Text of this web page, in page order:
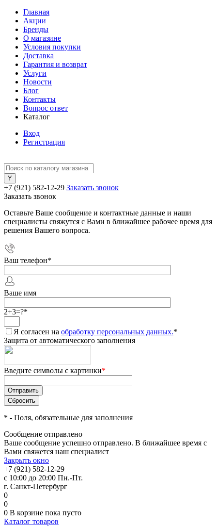
Главная
Акции
Бренды
О магазине
Условия покупки
Доставка
Гарантия и возврат
Услуги
Новости
Блог
Контакты
Вопрос ответ
Каталог
Вход
Регистрация
+7 (921) 582-12-29 Заказать звонок
Заказать звонок
Оставьте Ваше сообщение и контактные данные и наши
специалисты свяжутся с Вами в ближайшее рабочее время для
решения Вашего вопроса.
Ваш телефон*
Ваше имя
2+3=?*
Я согласен на обработку персональных данных.*
Защита от автоматического заполнения
Введите символы с картинки*
* - Поля, обязательные для заполнения
Сообщение отправлено
Ваше сообщение успешно отправлено. В ближайшее время с
Вами свяжется наш специалист
Закрыть окно
+7 (921) 582-12-29
с 10:00 до 20:00 Пн.-Пт.
г. Санкт-Петербург
0
0
0 В корзине пока пусто
Каталог товаров